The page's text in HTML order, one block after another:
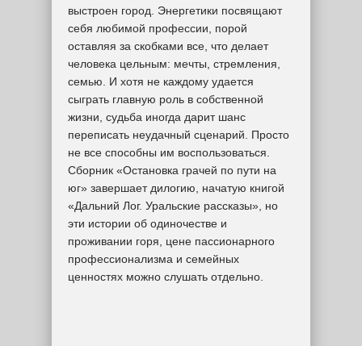
выстроен город. Энергетики посвящают
себя любимой профессии, порой
оставляя за скобками все, что делает
человека цельным: мечты, стремления,
семью. И хотя не каждому удается
сыграть главную роль в собственной
жизни, судьба иногда дарит шанс
переписать неудачный сценарий. Просто
не все способны им воспользоваться.
Сборник «Остановка грачей по пути на
юг» завершает дилогию, начатую книгой
«Дальний Лог. Уральские рассказы», но
эти истории об одиночестве и
проживании горя, цене пассионарного
профессионализма и семейных
ценностях можно слушать отдельно.